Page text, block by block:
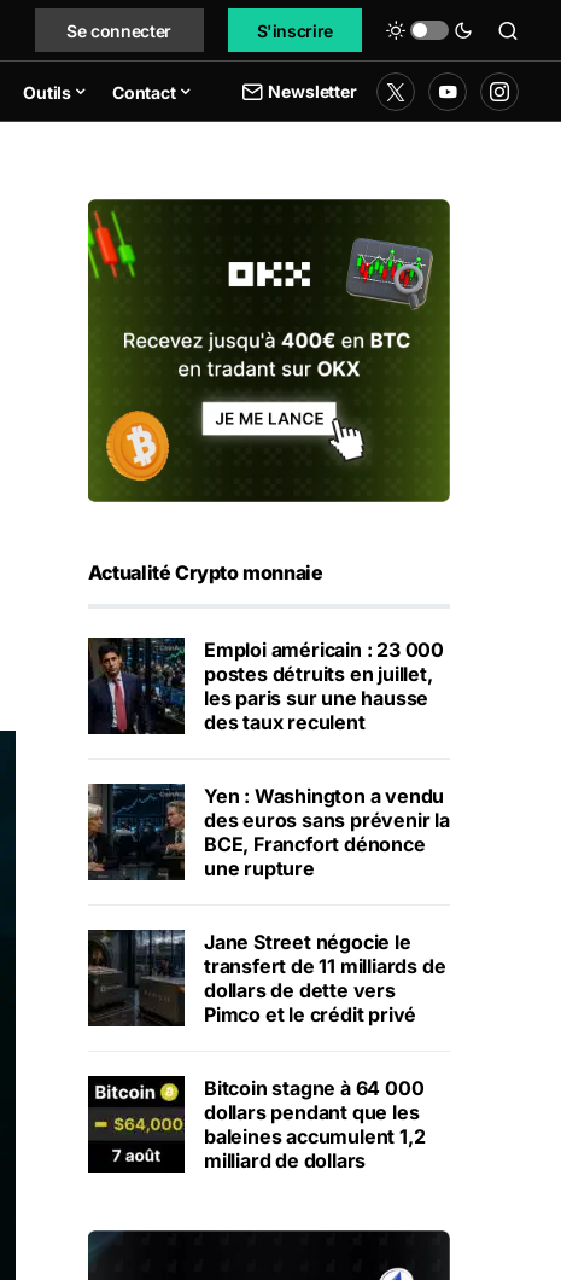
Se connecter S'inscrire
Outils Contact Newsletter
Actualité Crypto monnaie
Emploi américain : 23 000
postes détruits en juillet,
les paris sur une hausse
des taux reculent
Yen : Washington a vendu
des euros sans prévenir la
BCE, Francfort dénonce
une rupture
Jane Street négocie le
transfert de 11 milliards de
dollars de dette vers
Pimco et le crédit privé
Bitcoin stagne à 64 000
dollars pendant que les
baleines accumulent 1,2
milliard de dollars